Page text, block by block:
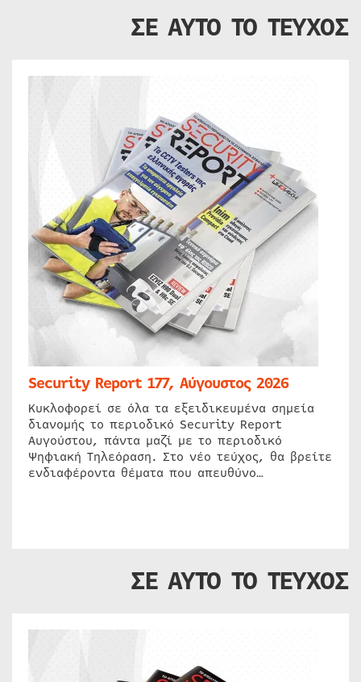
ΣΕ ΑΥΤΟ ΤΟ ΤΕΥΧΟΣ
Security Report 177, Αύγουστος 2026
Κυκλοφορεί σε όλα τα εξειδικευμένα σημεία
διανομής το περιοδικό Security Report
Αυγούστου, πάντα μαζί με το περιοδικό
Ψηφιακή Τηλεόραση. Στο νέο τεύχος, θα βρείτε
ενδιαφέροντα θέματα που απευθύνο…
ΣΕ ΑΥΤΟ ΤΟ ΤΕΥΧΟΣ